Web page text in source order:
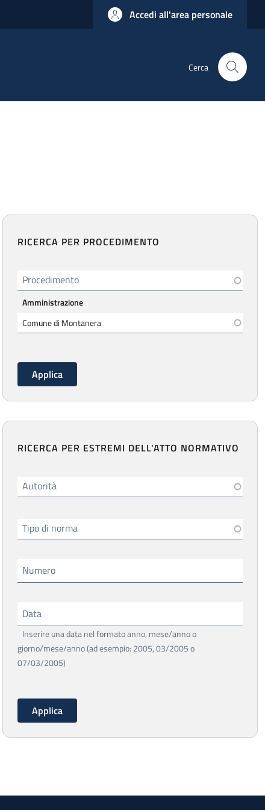
Accedi all'area personale
Cerca
RICERCA PER PROCEDIMENTO
Procedimento
Amministrazione
RICERCA PER ESTREMI DELL'ATTO NORMATIVO
Autorità
Tipo di norma
Numero
Data
Inserire una data nel formato anno, mese/anno o
giorno/mese/anno (ad esempio: 2005, 03/2005 o
07/03/2005)